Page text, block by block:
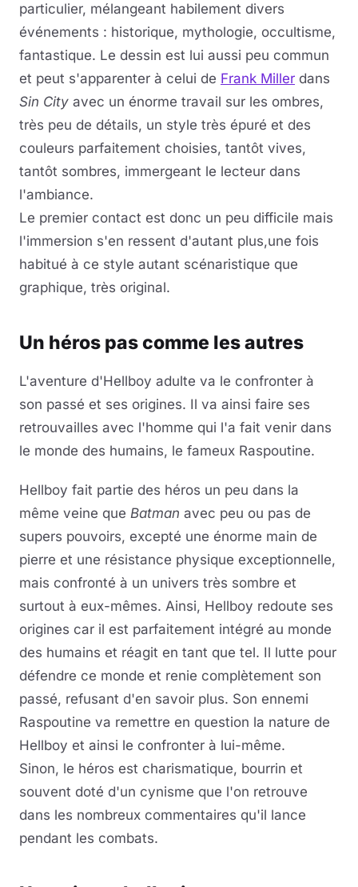
particulier, mélangeant habilement divers
événements : historique, mythologie, occultisme,
fantastique. Le dessin est lui aussi peu commun
et peut s'apparenter à celui de Frank Miller dans
Sin City avec un énorme travail sur les ombres,
très peu de détails, un style très épuré et des
couleurs parfaitement choisies, tantôt vives,
tantôt sombres, immergeant le lecteur dans
l'ambiance.
Le premier contact est donc un peu difficile mais
l'immersion s'en ressent d'autant plus,une fois
habitué à ce style autant scénaristique que
graphique, très original.
Un héros pas comme les autres
L'aventure d'Hellboy adulte va le confronter à
son passé et ses origines. Il va ainsi faire ses
retrouvailles avec l'homme qui l'a fait venir dans
le monde des humains, le fameux Raspoutine.
Hellboy fait partie des héros un peu dans la
même veine que Batman avec peu ou pas de
supers pouvoirs, excepté une énorme main de
pierre et une résistance physique exceptionnelle,
mais confronté à un univers très sombre et
surtout à eux-mêmes. Ainsi, Hellboy redoute ses
origines car il est parfaitement intégré au monde
des humains et réagit en tant que tel. Il lutte pour
défendre ce monde et renie complètement son
passé, refusant d'en savoir plus. Son ennemi
Raspoutine va remettre en question la nature de
Hellboy et ainsi le confronter à lui-même.
Sinon, le héros est charismatique, bourrin et
souvent doté d'un cynisme que l'on retrouve
dans les nombreux commentaires qu'il lance
pendant les combats.